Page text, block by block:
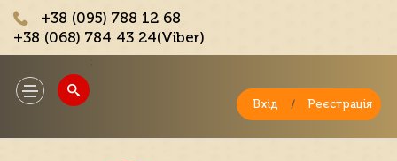
+38 (095) 788 12 68
+38 (068) 784 43 24(Viber)
Toggle
navigation
Вхід / Реєстрація